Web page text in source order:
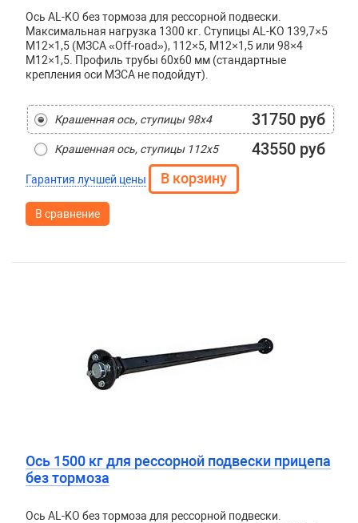
Ось AL-KO без тормоза для рессорной подвески.
Максимальная нагрузка 1300 кг. Ступицы AL-KO 139,7×5
М12×1,5 (МЗСА «Off-road»), 112×5, М12×1,5 или 98×4
М12×1,5. Профиль трубы 60х60 мм (стандартные
крепления оси МЗСА не подойдут).
Крашенная ось, ступицы 98х4 31750 руб
Крашенная ось, ступицы 112х5 43550 руб
Гарантия лучшей цены
В сравнение
Ось 1500 кг для рессорной подвески прицепа
без тормоза
Ось AL-KO без тормоза для рессорной подвески.